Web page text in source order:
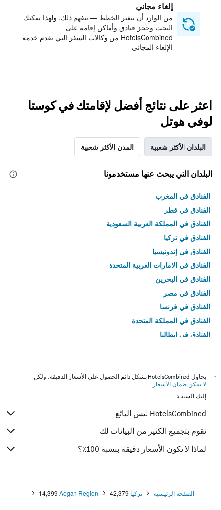
إلغاء مجاني
من الوارد أن تتغير الخطط — نتفهم ذلك. ولهذا يمكنك
البحث وحجز فنادق وأماكن إقامة على
HotelsCombined من وكالات السفر التي تقدم خدمة
الإلغاء المجاني
اعثر على نتائج أفضل لإقامتك في كوستا
لوفي هوتل
البلدان الأكثر شعبية المدن الأكثر شعبية
البلدان التي يبحث عنها مستخدمونا
الفنادق في المغرب
الفنادق في قطر
الفنادق في المملكة العربية السعودية
الفنادق في تركيا
الفنادق في إندونيسيا
الفنادق في الامارات العربية المتحدة
الفنادق في البحرين
الفنادق في مصر
الفنادق في فرنسا
الفنادق في المملكة المتحدة
الفنادق في إيطاليا
*
يحاول HotelsCombined بشكل دائم الحصول على الأسعار الدقيقة، ولكن
لا يمكن ضمان الأسعار .
إليك السبب:
HotelsCombined ليس البائع
نقوم بتجميع الكثير من البيانات لك
لماذا لا تكون الأسعار دقيقة بنسبة 100٪؟
الصفحة الرئيسية تركيا 42,379
Aegan Region
14,399